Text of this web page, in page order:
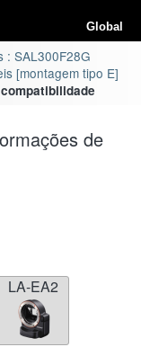
Global
: SAL300F28G
[montagem tipo E]
de
LA-EA2